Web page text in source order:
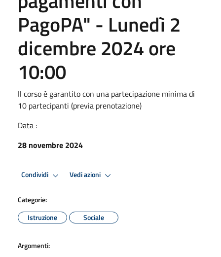
PagoPA" - Lunedì 2
dicembre 2024 ore
10:00
Il corso è garantito con una partecipazione minima di
10 partecipanti (previa prenotazione)
Data :
28 novembre 2024
Condividi Vedi azioni
Categorie:
Istruzione
Sociale
Argomenti: